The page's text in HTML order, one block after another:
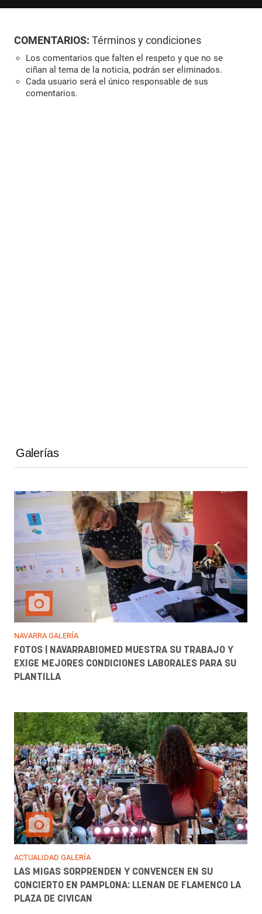
COMENTARIOS: Términos y condiciones
Los comentarios que falten el respeto y que no se
ciñan al tema de la noticia, podrán ser eliminados.
Cada usuario será el único responsable de sus
comentarios.
Galerías
NAVARRA GALERÍA
FOTOS | NAVARRABIOMED MUESTRA SU TRABAJO Y
EXIGE MEJORES CONDICIONES LABORALES PARA SU
PLANTILLA
ACTUALIDAD GALERÍA
LAS MIGAS SORPRENDEN Y CONVENCEN EN SU
CONCIERTO EN PAMPLONA: LLENAN DE FLAMENCO LA
PLAZA DE CIVICAN